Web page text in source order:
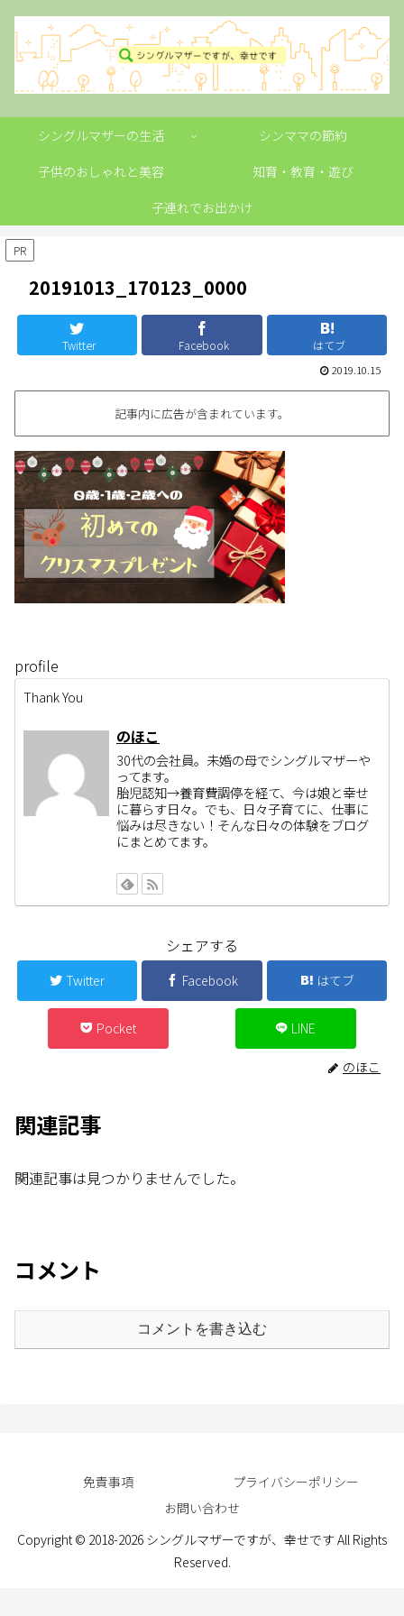
シングルマザーの生活
シンママの節約
子供のおしゃれと美容
知育・教育・遊び
子連れでお出かけ
PR
20191013_170123_0000
Twitter Facebook はてブ
2019.10.15
記事内に広告が含まれています。
profile
Thank You
のほこ
30代の会社員。未婚の母でシングルマザーや
ってます。
胎児認知→養育費調停を経て、今は娘と幸せ
に暮らす日々。でも、日々子育てに、仕事に
悩みは尽きない！そんな日々の体験をブログ
にまとめてます。
シェアする
Twitter Facebook はてブ
Pocket LINE
のほこ
関連記事
関連記事は見つかりませんでした。
コメント
コメントを書き込む
免責事項
プライバシーポリシー
お問い合わせ
Copyright © 2018-2026 シングルマザーですが、幸せです All Rights
Reserved.